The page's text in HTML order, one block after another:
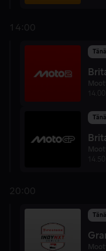
14:00
14.00
14.50
20:00